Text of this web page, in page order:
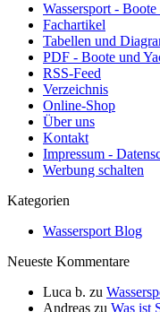
Wassersport -
Fachartikel
Tabellen und
PDF - Boote und
RSS-Feed
Verzeichnis
Online-Shop
Über uns
Kontakt
Impressum -
Werbung schalten
Kategorien
Wassersport Blog
Neueste Kommentare
Luca b. zu
Andreas zu Was ist